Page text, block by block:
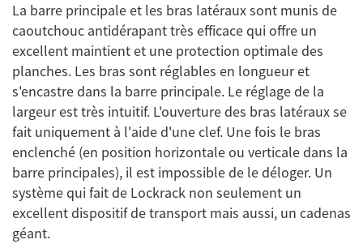
La barre principale et les bras latéraux sont munis de
caoutchouc antidérapant très efficace qui offre un
excellent maintient et une protection optimale des
planches. Les bras sont réglables en longueur et
s'encastre dans la barre principale. Le réglage de la
largeur est très intuitif. L'ouverture des bras latéraux se
fait uniquement à l'aide d'une clef. Une fois le bras
enclenché (en position horizontale ou verticale dans la
barre principales), il est impossible de le déloger. Un
système qui fait de Lockrack non seulement un
excellent dispositif de transport mais aussi, un cadenas
géant.